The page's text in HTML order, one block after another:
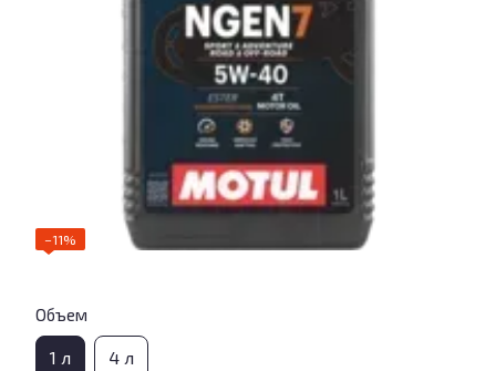
−11%
Объем
1 л 4 л